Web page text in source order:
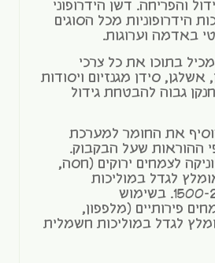
והפריחה. דשן הידרופוני
הידרופוניות מכל הסוגים
באדמה וערוגות.
בתוכו את כל צרכי
סידן מגנזיום ויסודות
גבוה להבטחת גידול
את החומר למערכת
ההוראות שעל הבקבוק.
לצמחים ירוקים (חסה,
לגדל במוליכות
חשמלית 1500-2000µS. בשימוש
פירותיים (מלפפון,
לגדל במוליכות חשמלית